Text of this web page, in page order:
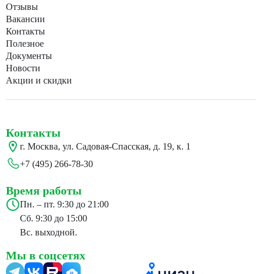
Отзывы
Вакансии
Контакты
Полезное
Документы
Новости
Акции и скидки
Контакты
г. Москва, ул. Садовая-Спасская, д. 19, к. 1
+7 (495) 266-78-30
Время работы
Пн. – пт. 9:30 до 21:00
Сб. 9:30 до 15:00
Вс. выходной.
Мы в соцсетях
24